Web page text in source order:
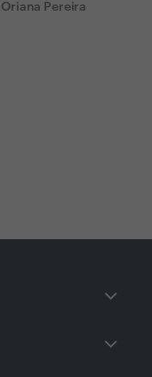
Oriana Pereira